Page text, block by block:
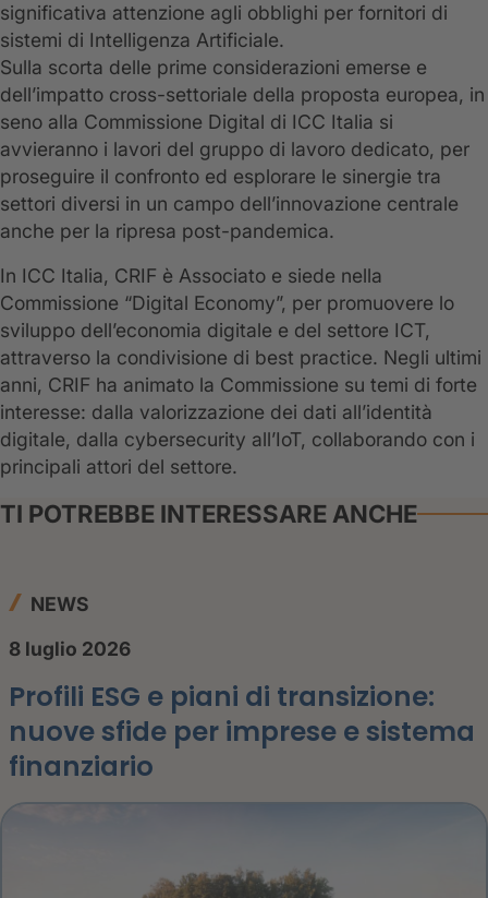
significativa attenzione agli obblighi per fornitori di
sistemi di Intelligenza Artificiale.
Sulla scorta delle prime considerazioni emerse e
dell’impatto cross-settoriale della proposta europea, in
seno alla Commissione Digital di ICC Italia si
avvieranno i lavori del gruppo di lavoro dedicato, per
proseguire il confronto ed esplorare le sinergie tra
settori diversi in un campo dell’innovazione centrale
anche per la ripresa post-pandemica.
In ICC Italia, CRIF è Associato e siede nella
Commissione “Digital Economy”, per promuovere lo
sviluppo dell’economia digitale e del settore ICT,
attraverso la condivisione di best practice. Negli ultimi
anni, CRIF ha animato la Commissione su temi di forte
interesse: dalla valorizzazione dei dati all’identità
digitale, dalla cybersecurity all’IoT, collaborando con i
principali attori del settore.
TI POTREBBE INTERESSARE ANCHE
NEWS
8 luglio 2026
Profili ESG e piani di transizione:
nuove sfide per imprese e sistema
finanziario